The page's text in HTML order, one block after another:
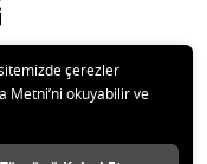
Tüm hakları saklıdır.
çerezler
Metni’ni okuyabilir ve